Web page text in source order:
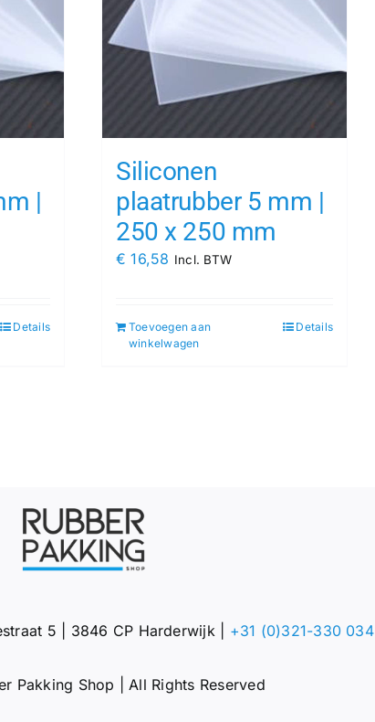
|
Details
Siliconen
plaatrubber 5 mm |
250 x 250 mm
€ 16,58 Incl. BTW
Toevoegen aan
winkelwagen
Details
5 | 3846 CP Harderwijk | +31 (0)321-330 034
Pakking Shop | All Rights Reserved